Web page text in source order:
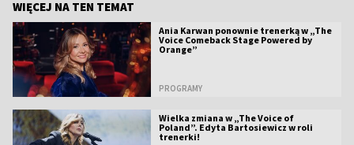
WIĘCEJ NA TEN TEMAT
Ania Karwan ponownie trenerką w „The
Voice Comeback Stage Powered by
Orange”
PROGRAMY
Wielka zmiana w „The Voice of
Poland”. Edyta Bartosiewicz w roli
trenerki!